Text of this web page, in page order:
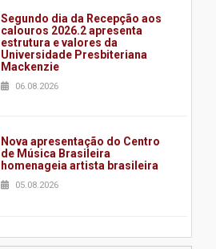
Segundo dia da Recepção aos
calouros 2026.2 apresenta
estrutura e valores da
Universidade Presbiteriana
Mackenzie
06.08.2026
Nova apresentação do Centro
de Música Brasileira
homenageia artista brasileira
05.08.2026
Universidade Mackenzie